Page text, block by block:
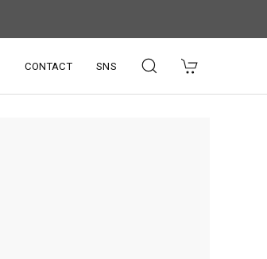
CONTACT SNS